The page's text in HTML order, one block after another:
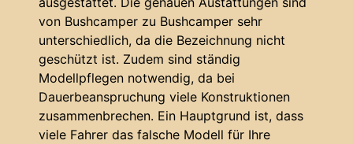
von Bushcamper zu Bushcamper sehr
unterschiedlich, da die Bezeichnung nicht
geschützt ist. Zudem sind ständig
Modellpflegen notwendig, da bei
Dauerbeanspruchung viele Konstruktionen
zusammenbrechen. Ein Hauptgrund ist, dass
viele Fahrer das falsche Modell für Ihre